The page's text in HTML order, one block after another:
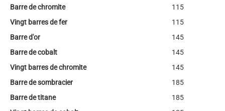
Barre de chromite
115
Vingt barres de fer
115
Barre d'or
145
Barre de cobalt
145
Vingt barres de chromite
145
Barre de sombracier
185
Barre de titane
185